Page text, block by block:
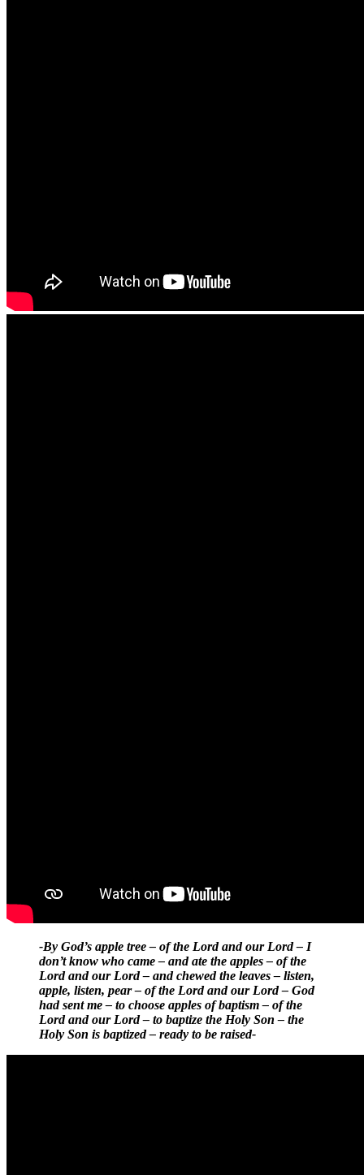
-By God’s apple tree – of the Lord and our Lord – I
don’t know who came – and ate the apples – of the
Lord and our Lord – and chewed the leaves – listen,
apple, listen, pear – of the Lord and our Lord – God
had sent me – to choose apples of baptism – of the
Lord and our Lord – to baptize the Holy Son – the
Holy Son is baptized – ready to be raised-